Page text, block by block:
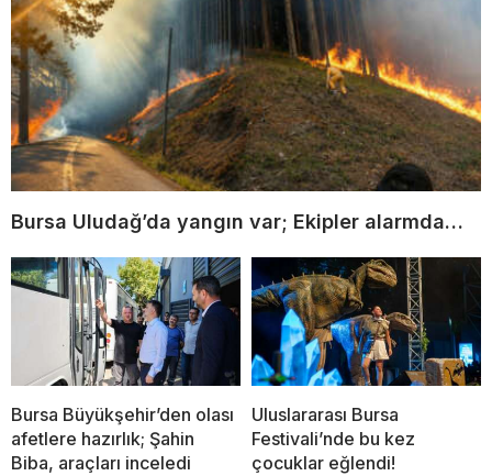
Bursa Uludağ’da yangın var; Ekipler alarmda…
Bursa Büyükşehir’den olası
afetlere hazırlık; Şahin
Biba, araçları inceledi
Uluslararası Bursa
Festivali’nde bu kez
çocuklar eğlendi!